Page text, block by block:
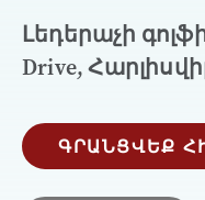
Լեդերաչի
Drive,
ԳՐԱՆՑՎԵՔ